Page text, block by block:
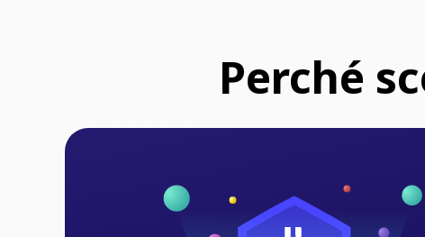
Perché